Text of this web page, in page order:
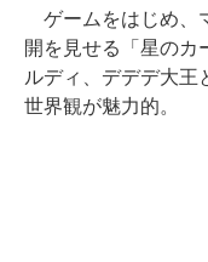
ゲームをはじめ、
開を見せる「星のカ
ルディ、デデデ大王
世界観が魅力的。